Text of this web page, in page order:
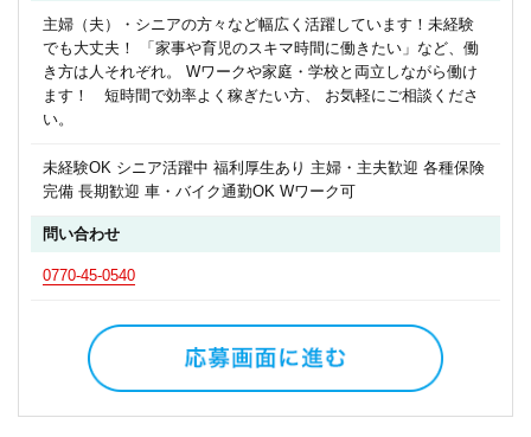
主婦（夫）・シニアの方々など幅広く活躍しています！未経験
でも大丈夫！ 「家事や育児のスキマ時間に働きたい」など、働
き方は人それぞれ。 Wワークや家庭・学校と両立しながら働け
ます！ 短時間で効率よく稼ぎたい方、 お気軽にご相談くださ
い。
未経験OK シニア活躍中 福利厚生あり 主婦・主夫歓迎 各種保険
完備 長期歓迎 車・バイク通勤OK Wワーク可
問い合わせ
0770-45-0540